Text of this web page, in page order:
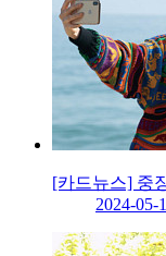
[카드뉴스] 중
2024-05-